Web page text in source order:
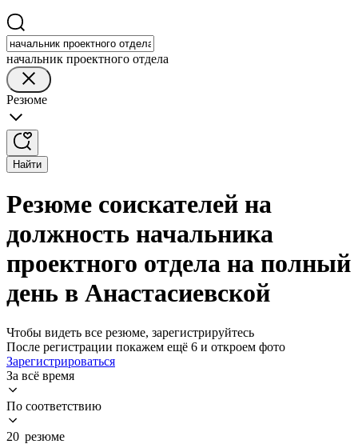
начальник проектного отдела
Резюме
Найти
Резюме соискателей на
должность начальника
проектного отдела на полный
день в Анастасиевской
Чтобы видеть все резюме, зарегистрируйтесь
После регистрации покажем ещё 6 и откроем фото
Зарегистрироваться
За всё время
По соответствию
20 резюме